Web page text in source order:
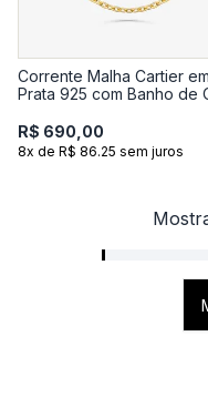
Corrente Malha Cartier em
Prata 925 com Banho de
R$ 690,00
8x de R$ 86.25 sem juros